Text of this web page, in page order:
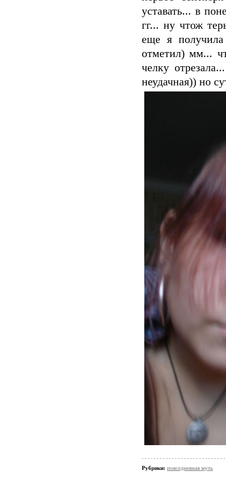
уставать... в
гг... ну чтож
еще я
отметил) мм...
челку
неудачная)) но
Рубрики: повседневная муть